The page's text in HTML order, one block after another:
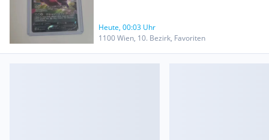
Heute, 00:03 Uhr
1100 Wien, 10. Bezirk, Favoriten